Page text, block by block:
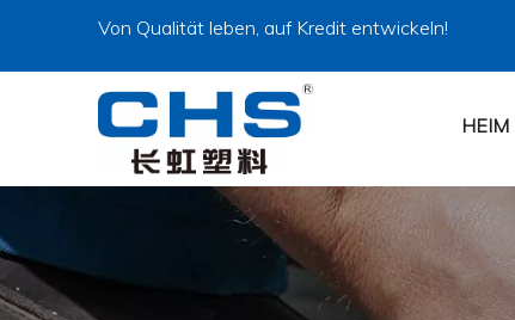
Von Qualität leben, auf Kredit entwickeln!
HEIM